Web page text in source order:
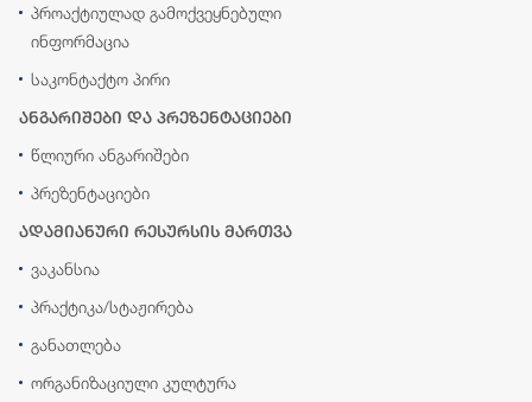
პროაქტიულად გამოქვეყნებული
ინფორმაცია
საკონტაქტო პირი
ანგარიშები და პრეზენტაციები
წლიური ანგარიშები
პრეზენტაციები
ადამიანური რესურსის მართვა
ვაკანსია
პრაქტიკა/სტაჟირება
განათლება
ორგანიზაციული კულტურა